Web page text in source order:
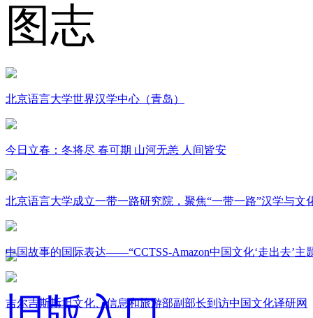
图志
北京语言大学世界汉学中心（青岛）
今日立春：冬将尽 春可期 山河无恙 人间皆安
北京语言大学成立一带一路研究院，聚焦“一带一路”汉学与文
中国故事的国际表达——“CCTSS-Amazon中国文化‘走出去’主
吉尔吉斯斯坦文化、信息和旅游部副部长到访中国文化译研网